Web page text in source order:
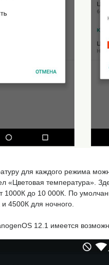
для каждого режима
«Цветовая температура».
1000К до 10 000К. По
4500К для ночного.
12.1 имеется